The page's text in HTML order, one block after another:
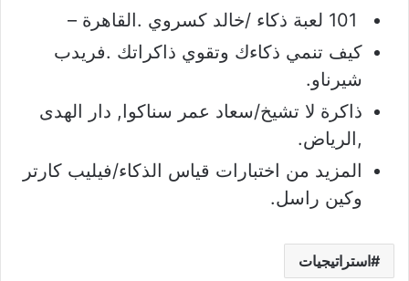
كيف تنمي ذكاءك وتقوي ذاكراتك .فريدب
شيرناو.
ذاكرة لا تشيخ/سعاد عمر سناكوا, دار الهدى
,الرياض.
المزيد من اختبارات قياس الذكاء/فيليب كارتر
وكين راسل.
استراتيجيات